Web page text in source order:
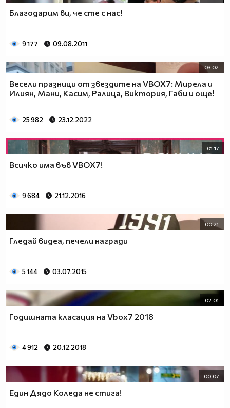
Благодарим ви, че сте с нас!
9 177 09.08.2011
03:02
Весели празници от звездите на VBOX7: Мирела и
Илиян, Мани, Касим, Ралица, Виктория, Габи и още!
25 982 23.12.2022
01:17
Всичко има във VBOX7!
9 684 21.12.2016
00:21
Гледай видеа, печели награди
5 144 03.07.2015
02:01
Годишната класация на Vbox7 2018
4 912 20.12.2018
00:07
Един Дядо Коледа не стига!